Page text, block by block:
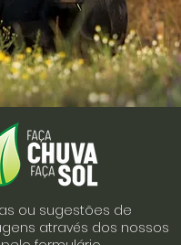
ou sugestões de
através dos nossos